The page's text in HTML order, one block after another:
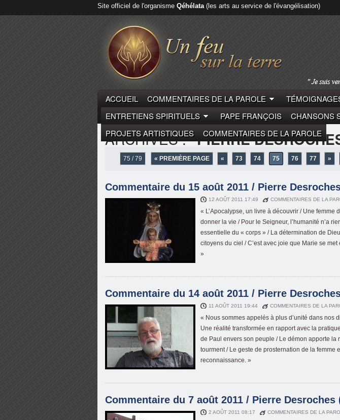
Site officiel de l'organisme Qéhélata(les arts au service de l'évangélisation)
ACCUEIL COMMENTAIRES DE LA PAROLE
ENTRETIENS SPIRITUELS
PAPE FRANÇOIS CHANSONS
PROJETS ARTISTIQUES
COMMENTAIRES DE LA PAROLE
ARCHIVES :"PIERRE
75 / 79 « PREMIÈRE PAGE « 73 74 75 76 77 »
Commentaire du 15 août 2011 / Pierre
12 AOÛT 2011 17:49 COMMENTAIRES DE LA
« L’Apocalypse, un livre à découvrir / Une femme
donner la vie / Pour le Seigneur, l’humanité n’a
essentielle du « corps » / La détermination de
citoyens du ciel / C’est avec joie que Marie se
»
Commentaire du 14 août 2011 / Pierre
11 AOÛT 2011 19:44 COMMENTAIRES DE LA
« Nous sommes appelés à plus d’unité dans nos
Une réalité transformée en rapport avec la
de Paul envers son peuple / Le démon apporte la
tourment / Le geste de prosternation de la femme
reconnaissance. »
Commentaire du 7 août 2011 / Pierre Desroches
2 AOÛT 2011 08:17 COMMENTAIRES DE LA